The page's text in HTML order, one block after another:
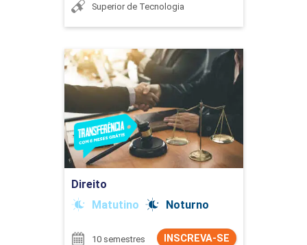
Superior de Tecnologia
Direito
Matutino
Noturno
INSCREVA-SE
10 semestres
Direito
Detalhes do curso
Ir para Inscrição